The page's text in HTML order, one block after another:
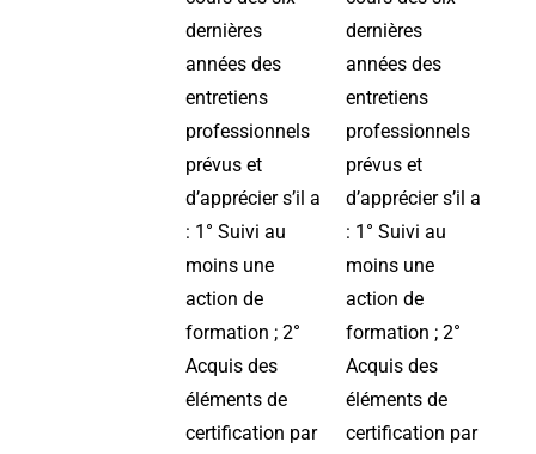
dernières
années des
entretiens
professionnels
prévus et
d’apprécier s’il a
: 1° Suivi au
moins une
action de
formation ; 2°
Acquis des
éléments de
certification par
dernières
années des
entretiens
professionnels
prévus et
d’apprécier s’il a
: 1° Suivi au
moins une
action de
formation ; 2°
Acquis des
éléments de
certification par